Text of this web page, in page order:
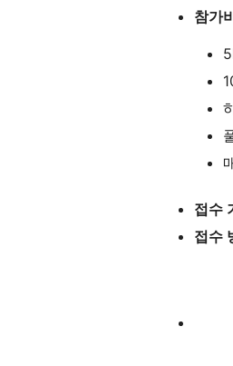
참가
접수
접수